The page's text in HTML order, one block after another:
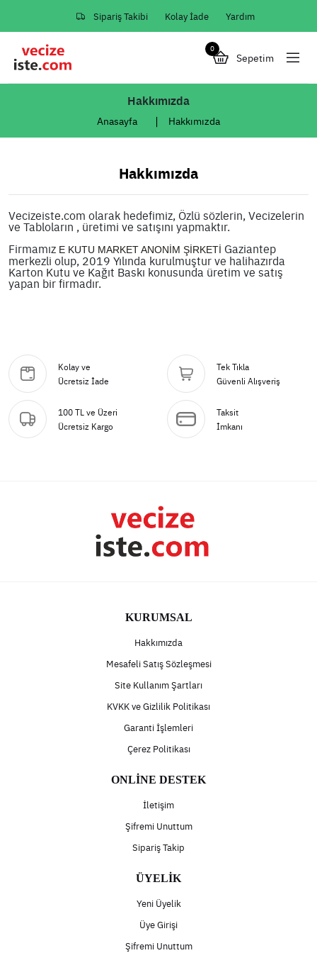
Sipariş Takibi Kolay İade Yardım
Sepetim
0
Hakkımızda
Anasayfa Hakkımızda
Hakkımızda
Vecizeiste.com olarak hedefimiz, Özlü sözlerin, Vecizelerin
ve Tabloların , üretimi ve satışını yapmaktır.
Firmamız E KUTU MARKET ANONİM ŞİRKETİ Gaziantep
merkezli olup, 2019 Yılında kurulmuştur ve halihazırda
Karton Kutu ve Kağıt Baskı konusunda üretim ve satış
yapan bir firmadır.
Kolay ve
Ücretsiz İade
Tek Tıkla
Güvenli Alışveriş
100 TL ve Üzeri
Ücretsiz Kargo
Taksit
İmkanı
KURUMSAL
Hakkımızda
Mesafeli Satış Sözleşmesi
Site Kullanım Şartları
KVKK ve Gizlilik Politikası
Garanti İşlemleri
Çerez Politikası
ONLİNE DESTEK
İletişim
Şifremi Unuttum
Sipariş Takip
ÜYELİK
Yeni Üyelik
Üye Girişi
Şifremi Unuttum